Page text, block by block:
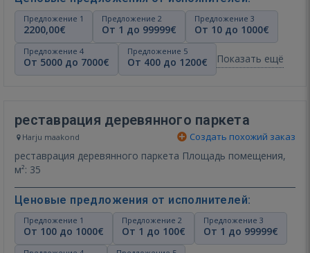
Предложение 1
2200,00€
Предложение 2
От 1 до 99999€
Предложение 3
От 10 до 1000€
Предложение 4
От 5000 до 7000€
Предложение 5
От 400 до 1200€ Показать ещё
реставрация деревянного паркета
Harju maakond Создать похожий заказ
реставрация деревянного паркета Площадь помещения,
м²: 35
Ценовые предложения от исполнителей:
Предложение 1
От 100 до 1000€
Предложение 2
От 1 до 100€
Предложение 3
От 1 до 99999€